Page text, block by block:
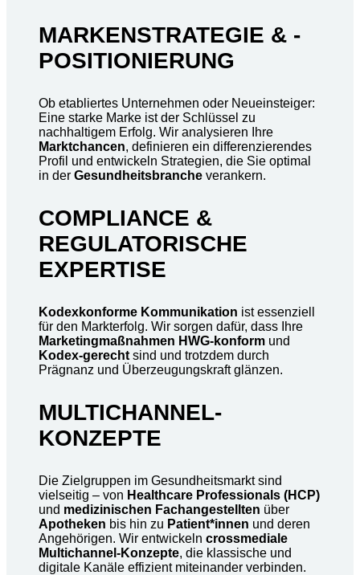
MARKENSTRATEGIE & -
POSITIONIERUNG
Ob etabliertes Unternehmen oder Neueinsteiger:
Eine starke Marke ist der Schlüssel zu
nachhaltigem Erfolg. Wir analysieren Ihre
Marktchancen, definieren ein differenzierendes
Profil und entwickeln Strategien, die Sie optimal
in der Gesundheitsbranche verankern.
COMPLIANCE &
REGULATORISCHE
EXPERTISE
Kodexkonforme Kommunikation ist essenziell
für den Markterfolg. Wir sorgen dafür, dass Ihre
Marketingmaßnahmen HWG-konform und
Kodex-gerecht sind und trotzdem durch
Prägnanz und Überzeugungskraft glänzen.
MULTICHANNEL-
KONZEPTE
Die Zielgruppen im Gesundheitsmarkt sind
vielseitig – von Healthcare Professionals (HCP)
und medizinischen Fachangestellten über
Apotheken bis hin zu Patient*innen und deren
Angehörigen. Wir entwickeln crossmediale
Multichannel-Konzepte, die klassische und
digitale Kanäle effizient miteinander verbinden.